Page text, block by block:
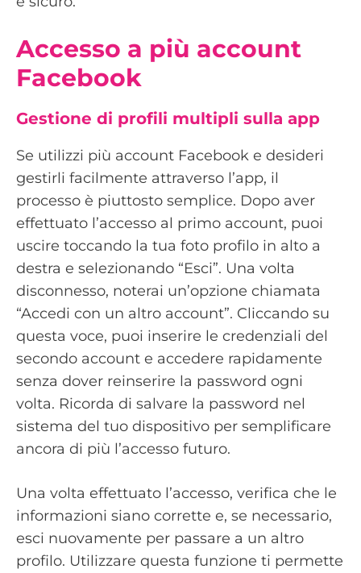
Accesso a più account
Facebook
Gestione di profili multipli sulla app
Se utilizzi più account Facebook e desideri
gestirli facilmente attraverso l’app, il
processo è piuttosto semplice. Dopo aver
effettuato l’accesso al primo account, puoi
uscire toccando la tua foto profilo in alto a
destra e selezionando “Esci”. Una volta
disconnesso, noterai un’opzione chiamata
“Accedi con un altro account”. Cliccando su
questa voce, puoi inserire le credenziali del
secondo account e accedere rapidamente
senza dover reinserire la password ogni
volta. Ricorda di salvare la password nel
sistema del tuo dispositivo per semplificare
ancora di più l’accesso futuro.
Una volta effettuato l’accesso, verifica che le
informazioni siano corrette e, se necessario,
esci nuovamente per passare a un altro
profilo. Utilizzare questa funzione ti permette